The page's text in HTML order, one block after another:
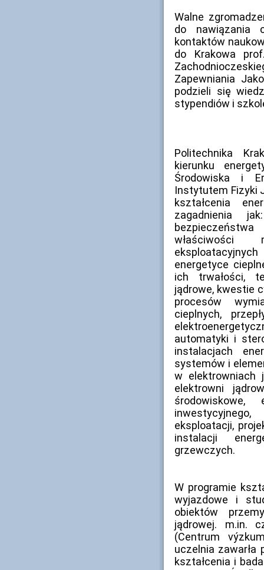
Walne
do nawiązania
kontaktów
do Krakowa
Zapewniania
podzieli się
stypendiów i
Politechnika
kierunku
Środowiska i
Instytutem Fizyki
kształcenia
zagadnienia
bezpieczeństwa
właściwości
energetyce
ich trwałości,
jądrowe, kwestie
procesów
cieplnych,
automatyki i
instalacjach
systemów i
w elektrowniach
elektrowni
eksploatacji,
instalacji
grzewczych.
W programie
wyjazdowe i
obiektów
jądrowej. m.in.
(Centrum
uczelnia zawarła
kształcenia i